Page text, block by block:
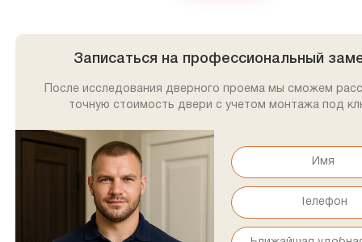
Записаться на профессиональный
После исследования дверного проема мы сможем
точную стоимость двери с учетом монтажа под